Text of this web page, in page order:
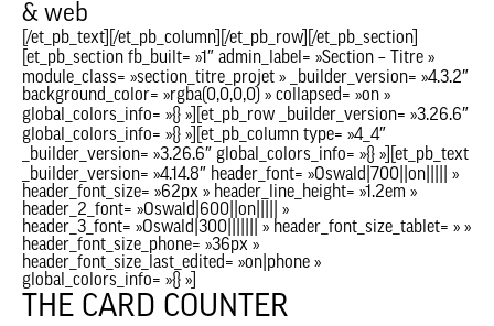
& web
[/et_pb_text][/et_pb_column][/et_pb_row][/et_pb_section]
[et_pb_section fb_built= »1″ admin_label= »Section – Titre »
module_class= »section_titre_projet » _builder_version= »4.3.2″
background_color= »rgba(0,0,0,0) » collapsed= »on »
global_colors_info= »{} »][et_pb_row _builder_version= »3.26.6″
global_colors_info= »{} »][et_pb_column type= »4_4″
_builder_version= »3.26.6″ global_colors_info= »{} »][et_pb_text
_builder_version= »4.14.8″ header_font= »Oswald|700||on||||| »
header_font_size= »62px » header_line_height= »1.2em »
header_2_font= »Oswald|600||on||||| »
header_3_font= »Oswald|300||||||| » header_font_size_tablet= » »
header_font_size_phone= »36px »
header_font_size_last_edited= »on|phone »
global_colors_info= »{} »]
THE CARD COUNTER